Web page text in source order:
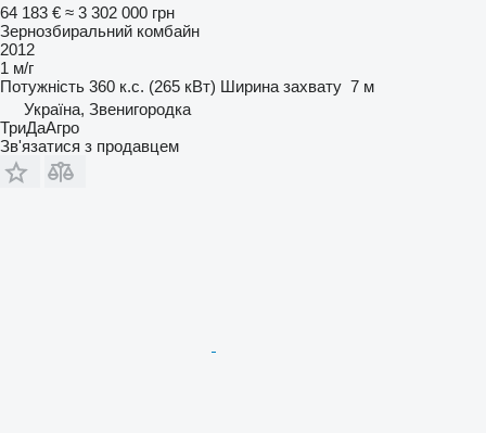
64 183 € ≈ 3 302 000 грн
Зернозбиральний комбайн
2012
1 м/г
Потужність 360 к.с. (265 кВт) Ширина захвату 7 м
Україна, Звенигородка
ТриДаАгро
Зв'язатися з продавцем